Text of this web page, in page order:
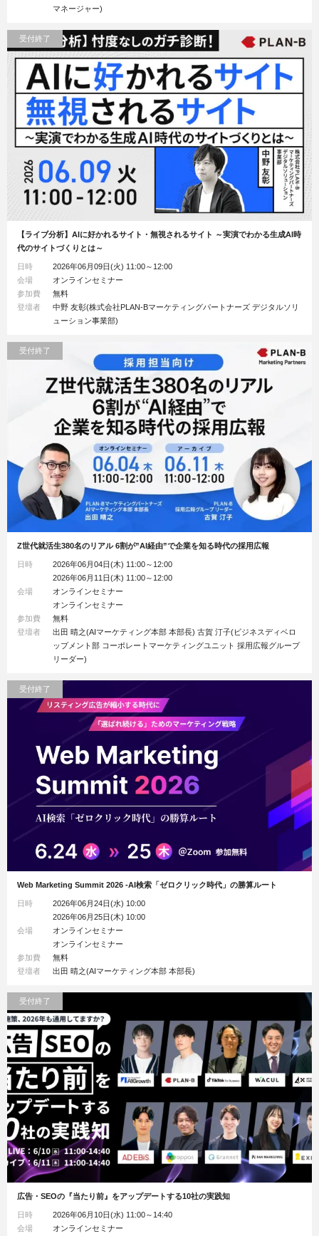
マネージャー)
【ライブ分析】AIに好かれるサイト・無視されるサイト ～実演でわかる生成AI時
代のサイトづくりとは～
日時
2026年06月09日(火) 11:00～12:00
会場
オンラインセミナー
参加費
無料
登壇者
中野 友彰(株式会社PLAN-Bマーケティングパートナーズ デジタルソリ
ューション事業部)
受付終了
Z世代就活生380名のリアル 6割が”AI経由”で企業を知る時代の採用広報
日時
2026年06月04日(木) 11:00～12:00
2026年06月11日(木) 11:00～12:00
会場
オンラインセミナー
オンラインセミナー
参加費
無料
登壇者
出田 晴之(AIマーケティング本部 本部長) 古賀 汀子(ビジネスディベロ
ップメント部 コーポレートマーケティングユニット 採用広報グループ
リーダー)
受付終了
Web Marketing Summit 2026 -AI検索「ゼロクリック時代」の勝算ルート
日時
2026年06月24日(水) 10:00
2026年06月25日(木) 10:00
会場
オンラインセミナー
オンラインセミナー
参加費
無料
登壇者
出田 晴之(AIマーケティング本部 本部長)
受付終了
広告・SEOの『当たり前』をアップデートする10社の実践知
日時
2026年06月10日(水) 11:00～14:40
会場
オンラインセミナー
受付終了